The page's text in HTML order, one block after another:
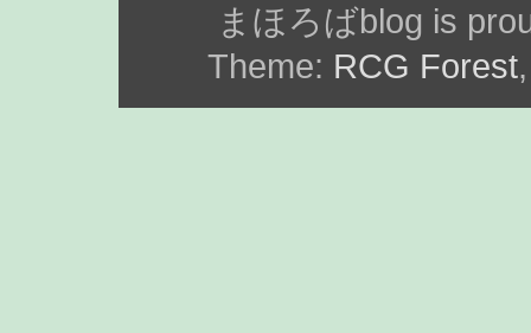
まほろばblog is
Theme: RCG Forest